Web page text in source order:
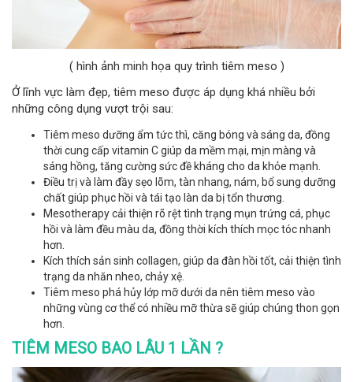
( hình ảnh minh họa quy trình tiêm meso )
Ở lĩnh vực làm đẹp, tiêm meso được áp dụng khá nhiều bởi
những công dụng vượt trội sau:
Tiêm meso dưỡng ẩm tức thì, căng bóng và sáng da, đồng
thời cung cấp vitamin C giúp da mềm mại, mịn màng và
sáng hồng, tăng cường sức đề kháng cho da khỏe mạnh.
Điều trị và làm đầy sẹo lõm, tàn nhang, nám, bổ sung dưỡng
chất giúp phục hồi và tái tạo làn da bị tổn thương.
Mesotherapy cải thiện rõ rệt tình trạng mụn trứng cá, phục
hồi và làm đều màu da, đồng thời kích thích mọc tóc nhanh
hơn.
Kích thích sản sinh collagen, giúp da đàn hồi tốt, cải thiện tình
trạng da nhăn nheo, chảy xệ.
Tiêm meso phá hủy lớp mỡ dưới da nên tiêm meso vào
những vùng cơ thể có nhiều mỡ thừa sẽ giúp chúng thon gọn
hơn.
TIÊM MESO BAO LÂU 1 LẦN ?